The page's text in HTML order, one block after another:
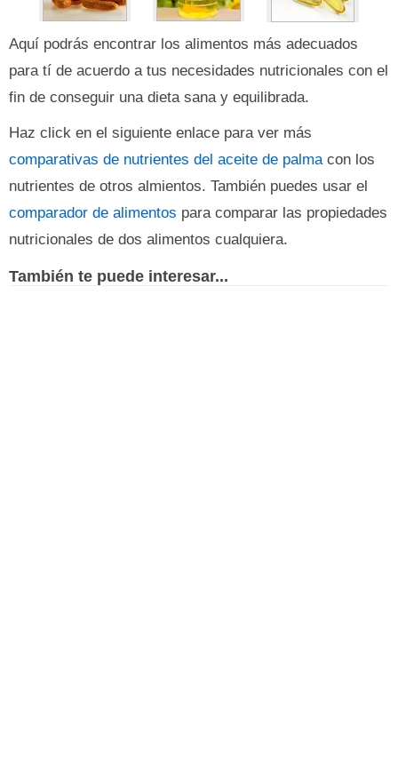
Aquí podrás encontrar los alimentos más adecuados
para tí de acuerdo a tus necesidades nutricionales con el
fin de conseguir una dieta sana y equilibrada.
Haz click en el siguiente enlace para ver más
comparativas de nutrientes del aceite de palmacon los
nutrientes de otros almientos. También puedes usar el
comparador de alimentos para comparar las propiedades
nutricionales de dos alimentos cualquiera.
También te puede interesar...